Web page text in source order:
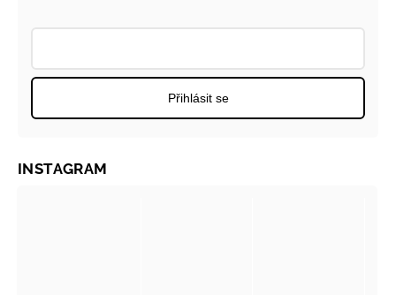
Přihlásit se
INSTAGRAM